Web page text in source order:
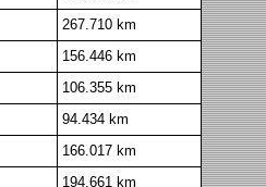
267.710 km
156.446 km
106.355 km
94.434 km
166.017 km
194.661 km